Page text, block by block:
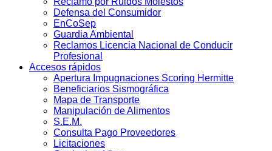
Defensa del Consumidor
EnCoSep
Guardia Ambiental
Reclamos Licencia Nacional de Conducir
Profesional
Accesos rápidos
Apertura Impugnaciones Scoring Hermitte
Beneficiarios Sismográfica
Mapa de Transporte
Manipulación de Alimentos
S.E.M.
Consulta Pago Proveedores
Licitaciones